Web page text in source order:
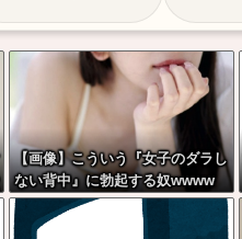
【画像】こういう『女子のダラし
ない背中』に勃起する奴wwww